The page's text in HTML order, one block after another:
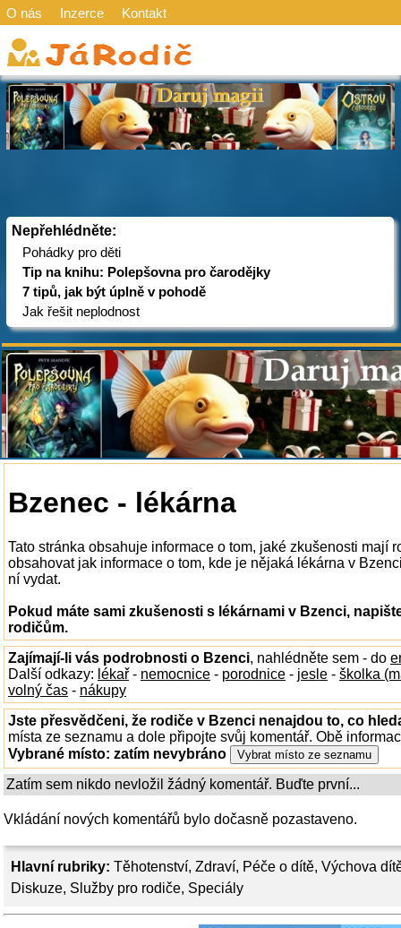
O nás Inzerce Kontakt
Nepřehlédněte:
Pohádky pro děti
Tip na knihu: Polepšovna pro čarodějky
7 tipů, jak být úplně v pohodě
Jak řešit neplodnost
Hlavní rubriky: Těhotenství, Zdraví, Péče o dítě, Výchova
Diskuze, Služby pro rodiče, Speciály
Bzenec - lékárna
Tato stránka obsahuje informace o tom, jaké zkušenosti mají
obsahovat jak informace o tom, kde je nějaká lékárna v
ní vydat.
Pokud máte sami zkušenosti s lékárnami v Bzenci,
rodičům.
Zajímají-li vás podrobnosti o Bzenci, nahlédněte sem - do
Další odkazy: lékař - nemocnice - porodnice - jesle - školka
volný čas - nákupy
Jste přesvědčeni, že rodiče v Bzenci nenajdou to, co
místa ze seznamu a dole připojte svůj komentář. Obě
Vybrané místo: zatím nevybráno
Zatím sem nikdo nevložil žádný komentář. Buďte první...
Vkládání nových komentářů bylo dočasně pozastaveno.